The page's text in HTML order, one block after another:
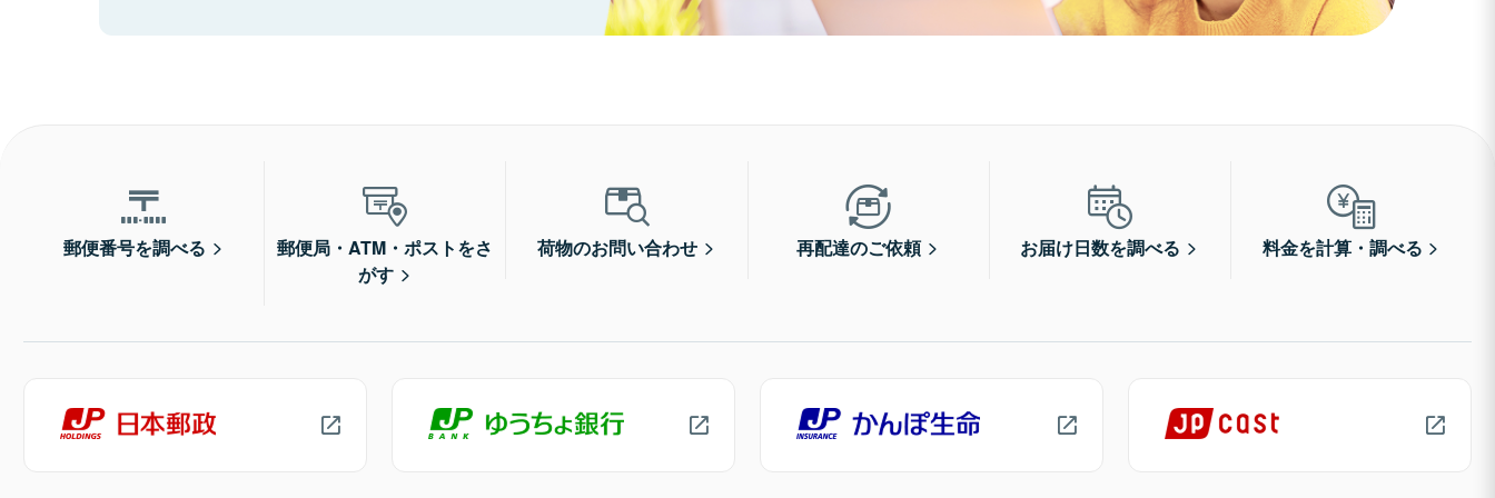
郵便番号を調べる
郵便局・ATM・ポストをさ
がす
荷物のお問い合わせ 再配達のご依頼 お届け日数を調べる 料金を計算・調べる